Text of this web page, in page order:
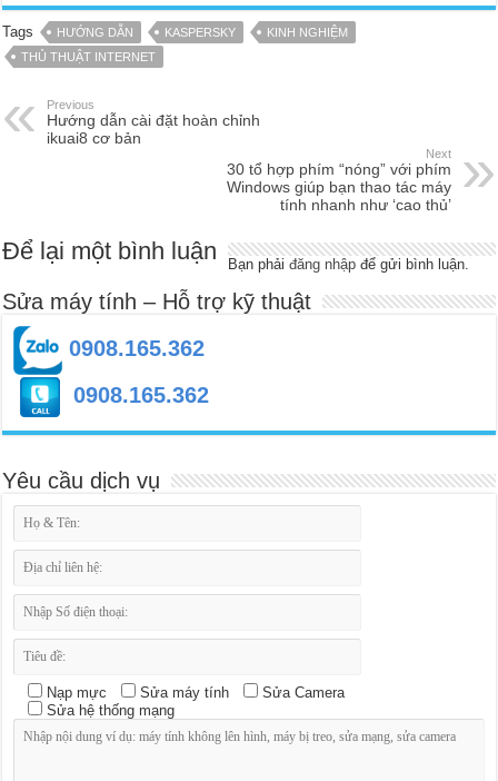
Tags HƯỚNG DẪN KASPERSKY
KINH NGHIỆM
THỦ THUẬT INTERNET
Previous
Hướng dẫn cài đặt hoàn chỉnh
ikuai8 cơ bản
Next
30 tổ hợp phím “nóng” với phím
Windows giúp bạn thao tác máy
tính nhanh như ‘cao thủ’
Để lại một bình luận Bạn phảiđăng nhập để gửi bình luận.
Sửa máy tính – Hỗ trợ kỹ thuật
0908.165.362
0908.165.362
Yêu cầu dịch vụ
Nạp mực Sửa máy tính
Sửa Camera
Sửa hệ thống mạng